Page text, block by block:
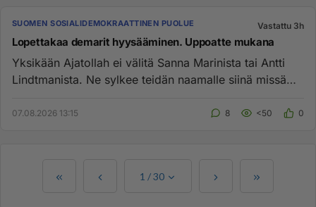
SUOMEN SOSIALIDEMOKRAATTINEN PUOLUE Vastattu 3h
Lopettakaa demarit hyysääminen. Uppoatte mukana
Yksikään Ajatollah ei välitä Sanna Marinista tai Antti
Lindtmanista. Ne sylkee teidän naamalle siinä missä
07.08.2026 13:15 8 <50 0
1 /30